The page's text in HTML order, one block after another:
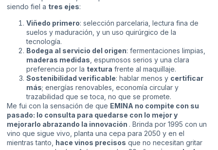
siendo fiel a tres ejes:
Viñedo primero: selección parcelaria, lectura fina de
suelos y maduración, y un uso quirúrgico de la
tecnología.
Bodega al servicio del origen: fermentaciones limpias,
maderas medidas , espumosos serios y una clara
preferencia por la textura frente al maquillaje.
Sostenibilidad verificable: hablar menos y certificar
más; energías renovables, economía circular y
trazabilidad que se toca, no que se promete.
Me fui con la sensación de que EMINA no compite con su
pasado: lo consulta para quedarse con lo mejor y
mejorarlo abrazando la innovación . Brinda por 1995 con un
vino que sigue vivo, planta una cepa para 2050 y en el
mientras tanto, hace vinos precisos que no necesitan gritar